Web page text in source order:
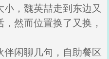
，魏英喆走到东边又
然而位置换了又换，
闲聊几句，自助餐区